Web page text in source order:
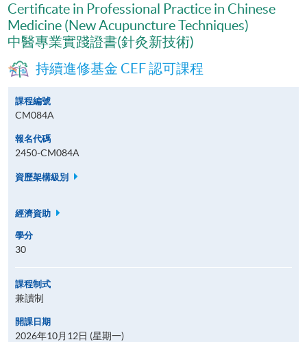
Certificate in Professional Practice in Chinese
Medicine (New Acupuncture Techniques)
中醫專業實踐證書(針灸新技術)
持續進修基金 CEF 認可課程
課程編號
CM084A
報名代碼
2450-CM084A
資歷架構級別
經濟資助
學分
30
課程制式
兼讀制
開課日期
2026年10月12日 (星期一)